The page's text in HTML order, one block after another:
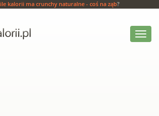
ile kalorii ma crunchy naturalne - coś na ząb?
Włącz
menu